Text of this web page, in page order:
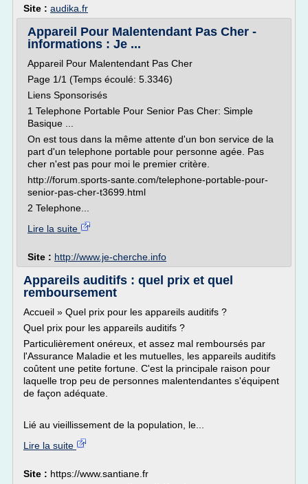
Site : audika.fr
Appareil Pour Malentendant Pas Cher -
informations : Je ...
Appareil Pour Malentendant Pas Cher
Page 1/1 (Temps écoulé: 5.3346)
Liens Sponsorisés
1 Telephone Portable Pour Senior Pas Cher: Simple
Basique ...
On est tous dans la même attente d'un bon service de la
part d'un telephone portable pour personne agée. Pas
cher n'est pas pour moi le premier critère.
http://forum.sports-sante.com/telephone-portable-pour-
senior-pas-cher-t3699.html
2 Telephone...
Lire la suite
Site : http://www.je-cherche.info
Appareils auditifs : quel prix et quel
remboursement
Accueil » Quel prix pour les appareils auditifs ?
Quel prix pour les appareils auditifs ?
Particulièrement onéreux, et assez mal remboursés par
l'Assurance Maladie et les mutuelles, les appareils auditifs
coûtent une petite fortune. C'est la principale raison pour
laquelle trop peu de personnes malentendantes s'équipent
de façon adéquate.
Lié au vieillissement de la population, le...
Lire la suite
Site : https://www.santiane.fr